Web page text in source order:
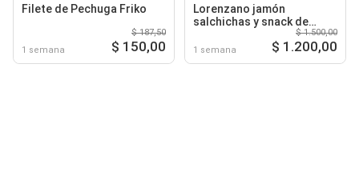
Filete de Pechuga Friko
1 semana
$ 187,50
$ 150,00
Lorenzano jamón
salchichas y snack de
1 semana
$ 1.500,00
$ 1.200,00